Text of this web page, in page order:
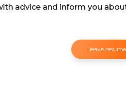
advice and inform you
leave resume